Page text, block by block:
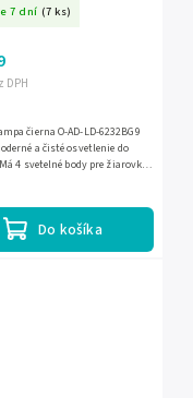
7 dní (7 ks)
DPH
Do košíka
čierna O-AD-LD-6232BG9
a čisté osvetlenie do
4 svetelné body pre žiarovky